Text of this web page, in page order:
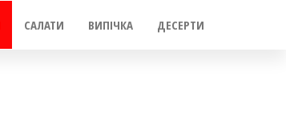
САЛАТИ ВИПІЧКА ДЕСЕРТИ